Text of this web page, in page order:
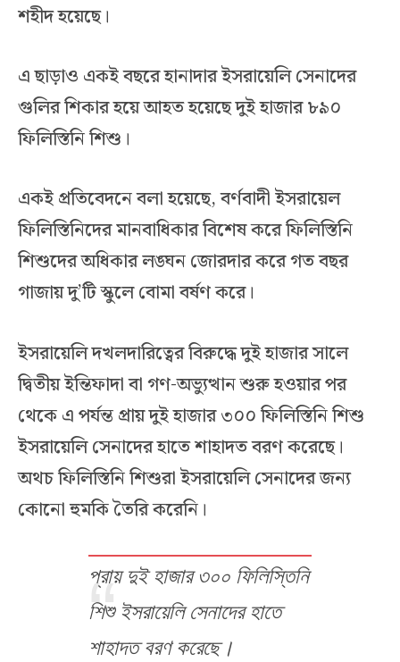
শহীদ হয়েছে।
এ ছাড়াও একই বছরে হানাদার ইসরায়েলি সেনাদের
গুলির শিকার হয়ে আহত হয়েছে দুই হাজার ৮৯০
ফিলিস্তিনি শিশু।
একই প্রতিবেদনে বলা হয়েছে, বর্ণবাদী ইসরায়েল
ফিলিস্তিনিদের মানবাধিকার বিশেষ করে ফিলিস্তিনি
শিশুদের অধিকার লঙ্ঘন জোরদার করে গত বছর
গাজায় দু’টি স্কুলে বোমা বর্ষণ করে।
ইসরায়েলি দখলদারিত্বের বিরুদ্ধে দুই হাজার সালে
দ্বিতীয় ইন্তিফাদা বা গণ-অভ্যুত্থান শুরু হওয়ার পর
থেকে এ পর্যন্তপ্রায় দুই হাজার ৩০০ ফিলিস্তিনি শিশু
ইসরায়েলি সেনাদের হাতে শাহাদত বরণ করেছে।
অথচ ফিলিস্তিনি শিশুরা ইসরায়েলি সেনাদের জন্য
কোনো হুমকি তৈরি করেনি।
প্রায় দুই হাজার ৩০০ ফিলিস্তিনি
শিশু ইসরায়েলি সেনাদের হাতে
শাহাদত বরণ করেছে।